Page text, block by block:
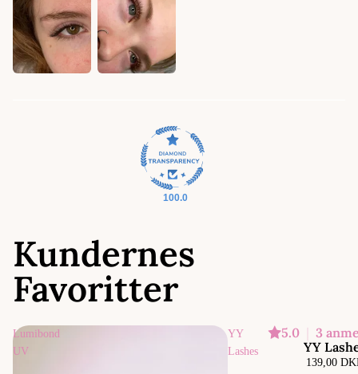
100.0
Kundernes
Favoritter
Lumibond
UV
YY
Lashes
5.0
3
YY
139,00